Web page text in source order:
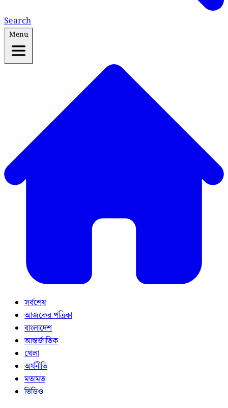
Search
Menu
সর্বশেষ
আজকের পত্রিকা
বাংলাদেশ
আন্তর্জাতিক
খেলা
অর্থনীতি
মতামত
ভিডিও